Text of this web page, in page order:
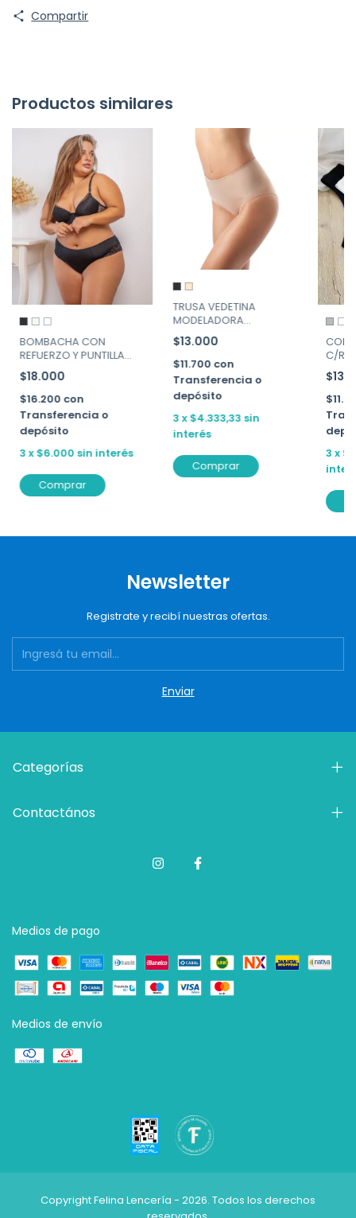
Compartir
Productos similares
BOMBACHA CON
REFUERZO Y PUNTILLA
FIORINA ART. 850
$18.000
$16.200 con
Transferencia o
depósito
3 x$6.000 sin interés
Comprar
TRUSA VEDETINA
MODELADORA
REDUCTORA. MORA ART.
1640
$13.000
$11.700 con
Transferencia o
depósito
3x$4.333,33 sin
interés
Comprar
C/
543
3 x
Newsletter
Registrate y recibí nuestras ofertas.
Categorías
Contactános
Medios de pago
Medios de envío
Copyright Felina Lencería - 2026. Todos los derechos